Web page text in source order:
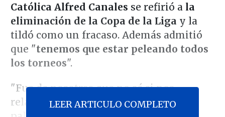
Católica Alfred Canales se refirió a la
eliminación de la Copa de la Liga y la
tildó como un fracaso. Además admitió
que "tenemos que estar peleando todos
los torneos".
"Fue de nosotros que no sé si nos
relajamos, yo creo que esa no es la
LEER ARTICULO COMPLETO